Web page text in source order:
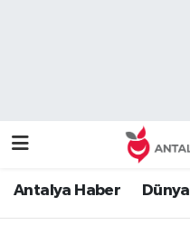
Antalya Haber Dünya
Namaz Vakitleri